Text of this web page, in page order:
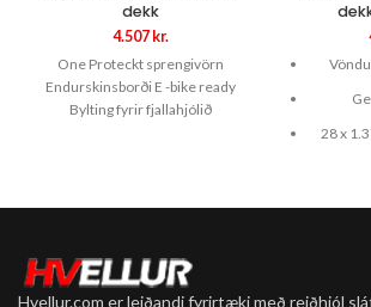
dekk
4.507 kr.
One Proteckt sprengivörn
Endurskinsborði E -bike ready
Bylting fyrir fjallahjólið
28 x
Hvellur.com er leiðandi fyrirtæki með reiðhjól